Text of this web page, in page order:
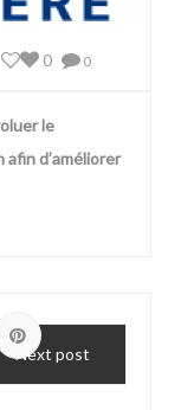
0
0
le
d’améliorer
Next post